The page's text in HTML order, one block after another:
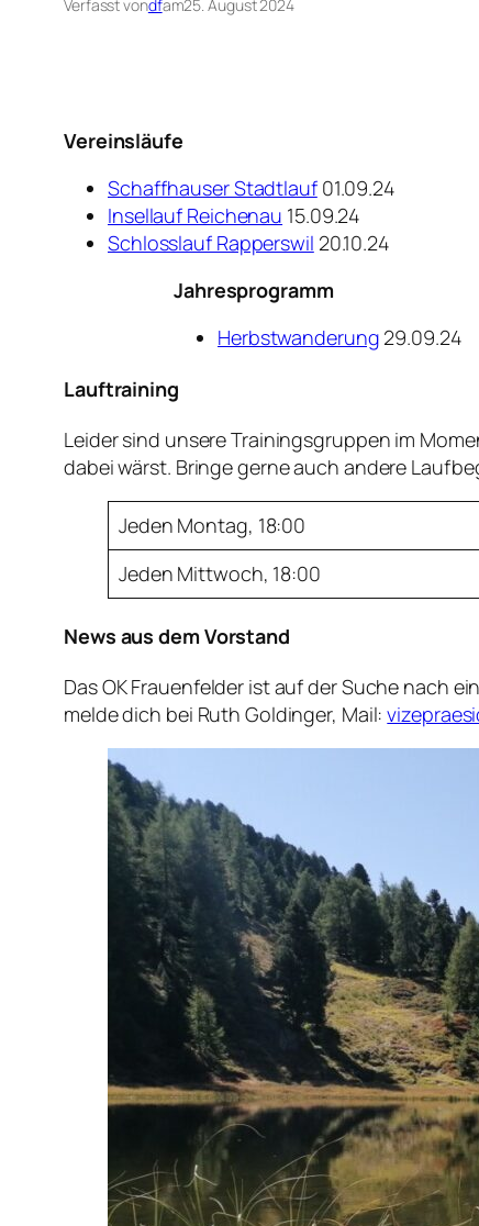
Verfasst vondfam25. August 2024
Vereinsläufe
Schaffhauser Stadtlauf01.09.24
Insellauf Reichenau 15.09.24
Schlosslauf Rapperswil 20.10.24
Jahresprogramm
Herbstwanderung 29.09.24
Lauftraining
Leider sind unsere Trainingsgruppen im
dabei wärst. Bringe gerne auch andere
Jeden Montag, 18:00
Jeden Mittwoch, 18:00
News aus dem Vorstand
Das OK Frauenfelder ist auf der Suche nach
melde dich bei Ruth Goldinger, Mail: